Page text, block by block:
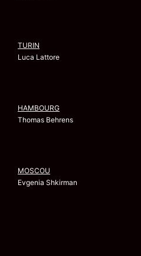
TURIN
Luca Lattore
HAMBOURG
Thomas Behrens
MOSCOU
Evgenia Shkirman